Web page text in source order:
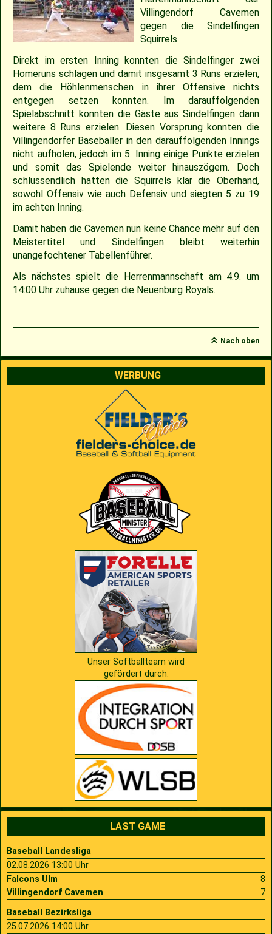
Villingendorf Cavemen
gegen die Sindelfingen
Squirrels.
Direkt im ersten Inning konnten die Sindelfinger zwei
Homeruns schlagen und damit insgesamt 3 Runs erzielen,
dem die Höhlenmenschen in ihrer Offensive nichts
entgegen setzen konnten. Im darauffolgenden
Spielabschnitt konnten die Gäste aus Sindelfingen dann
weitere 8 Runs erzielen. Diesen Vorsprung konnten die
Villingendorfer Baseballer in den darauffolgenden Innings
nicht aufholen, jedoch im 5. Inning einige Punkte erzielen
und somit das Spielende weiter hinauszögern. Doch
schlussendlich hatten die Squirrels klar die Oberhand,
sowohl Offensiv wie auch Defensiv und siegten 5 zu 19
im achten Inning.
Damit haben die Cavemen nun keine Chance mehr auf den
Meistertitel und Sindelfingen bleibt weiterhin
unangefochtener Tabellenführer.
Als nächstes spielt die Herrenmannschaft am 4.9. um
14:00 Uhr zuhause gegen die Neuenburg Royals.
Nach oben
WERBUNG
Unser Softballteam wird
gefördert durch:
LAST GAME
Baseball Landesliga
02.08.2026 13:00 Uhr
Falcons Ulm
8
Villingendorf Cavemen
7
Baseball Bezirksliga
25.07.2026 14:00 Uhr
2018
2017
2016
2015
2014
2013
2012
2011
2007
22.04.2023 – Cavemen 2 vs Ulm Falcons
30.04.2022 – Softballspieltag 30.05.2019 – Jugendspiel in Ravensburg
05.05.2019 – Landesligaspiel gegen die Ladenburg Romans
01.05.2019 – Pokalspiel gegen Ellwangen
27.04.2019 – Jugendspiel in Gammertingen
14.06.2017 – Pfingstturnier Steinheim 2017
21.05.2017 – Spiel gegen Neuenburg
13.05.2017 – Jugendspiel in Herrenberg
06.05.2017 – Jugendspiel in Sindelfingen
08.04.2017 – Pokalauftakt gegen die Freiburg Knights
04.03.2017 – Jugendausflug Sensapolis
03.03.2017 – Jahreshauptversammlung
26./27.05.2012 – 25. Pfingstturnier in Steinheim
15.04.2012 – Jugend Cavemen vs. Gammertingen
03.07.2011 – Softball-Landesligaspiel Cavemen vs. Nagold Mohawks
01.05.2011 – Landesligaspiel Cavemen vs. Bad Mergentheim Warriors
10.04.2011 – Pokelspiel Cavemen vs. Karlsruhe Cougars
Sponsoring
Saison 2019
Saison 2018
Saison 2017
Saison 2016
Saison 2015
Saison 2014
Saison 2013
Saison 2012
Saison 2009
Jugend Landesliga I 2025
Slowpitch Softball RNL 2025
Spielberichte 2025
Cavemen-News 2025
Jugend Landesliga III 2024
Slowpitch Softball RNL 2024
Spielberichte 2024
Cavemen-News 2024
Jugend Landesliga III 2023
Spielberichte 2023
Cavemen-News 2023
Spielberichte 2022
Cavemen-News 2022
Cavemen-News 2013
Spielberichte 2012
Cavemen-News 2012